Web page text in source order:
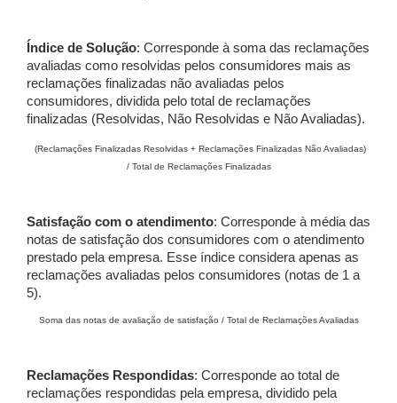
Índice de Solução: Corresponde à soma das reclamações
avaliadas como resolvidas pelos consumidores mais as
reclamações finalizadas não avaliadas pelos
consumidores, dividida pelo total de reclamações
finalizadas (Resolvidas, Não Resolvidas e Não Avaliadas).
(Reclamações Finalizadas Resolvidas + Reclamações Finalizadas Não Avaliadas)
/ Total de Reclamações Finalizadas
Satisfação com o atendimento: Corresponde à média das
notas de satisfação dos consumidores com o atendimento
prestado pela empresa. Esse índice considera apenas as
reclamações avaliadas pelos consumidores (notas de 1 a
5).
Soma das notas de avaliação de satisfação / Total de Reclamações Avaliadas
Reclamações Respondidas: Corresponde ao total de
reclamações respondidas pela empresa, dividido pela